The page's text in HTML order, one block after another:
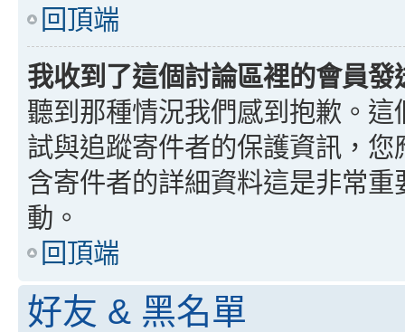
回頂端
我收到了這個討論區裡的會員
聽到那種情況我們感到抱歉。
試與追蹤寄件者的保護資訊，
含寄件者的詳細資料這是非常
動。
回頂端
好友 & 黑名單